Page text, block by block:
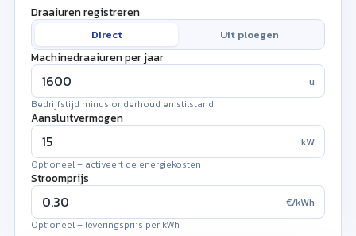
Draaiuren registreren
Direct Uit ploegen
Machinedraaiuren per jaar
u
Bedrijfstijd minus onderhoud en stilstand
Ploegenuren per dag
u
Productieve uren per werkdag
Productiedagen per jaar
aantal
!
Werkdagen van de machine per jaar
Aansluitvermogen
kW
Optioneel – activeert de energiekosten
Stroomprijs
€/kWh
Optioneel – leveringsprijs per kWh